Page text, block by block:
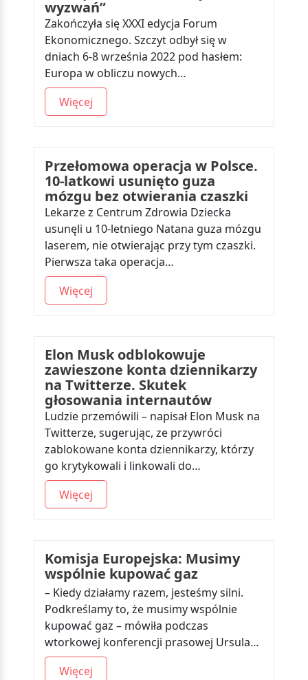
wyzwań”
Zakończyła się XXXI edycja Forum
Ekonomicznego. Szczyt odbył się w
dniach 6-8 września 2022 pod hasłem:
Europa w obliczu nowych…
Więcej
Przełomowa operacja w Polsce.
10-latkowi usunięto guza
mózgu bez otwierania czaszki
Lekarze z Centrum Zdrowia Dziecka
usunęli u 10-letniego Natana guza mózgu
laserem, nie otwierając przy tym czaszki.
Pierwsza taka operacja…
Więcej
Elon Musk odblokowuje
zawieszone konta dziennikarzy
na Twitterze. Skutek
głosowania internautów
Ludzie przemówili – napisał Elon Musk na
Twitterze, sugerując, ze przywróci
zablokowane konta dziennikarzy, którzy
go krytykowali i linkowali do…
Więcej
Komisja Europejska: Musimy
wspólnie kupować gaz
– Kiedy działamy razem, jesteśmy silni.
Podkreślamy to, że musimy wspólnie
kupować gaz – mówiła podczas
wtorkowej konferencji prasowej Ursula…
Więcej